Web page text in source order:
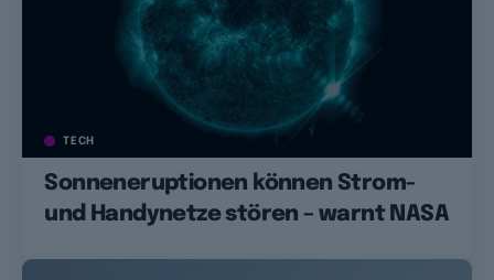
TECH
Sonneneruptionen können Strom-
und Handynetze stören – warnt NASA